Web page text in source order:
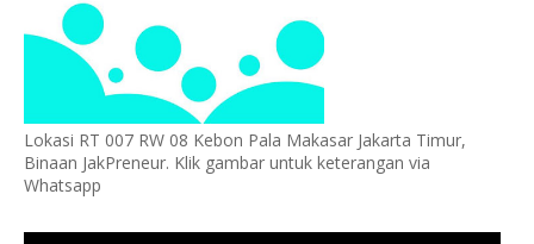
Lokasi RT 007 RW 08 Kebon Pala Makasar Jakarta Timur,
Binaan JakPreneur. Klik gambar untuk keterangan via
Whatsapp